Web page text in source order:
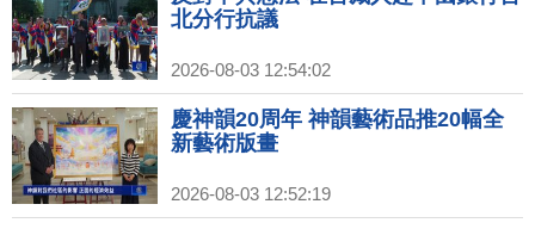
北分行抗議
2026-08-03 12:54:02
慶神韻20周年 神韻藝術品推20幅全
新藝術版畫
2026-08-03 12:52:19